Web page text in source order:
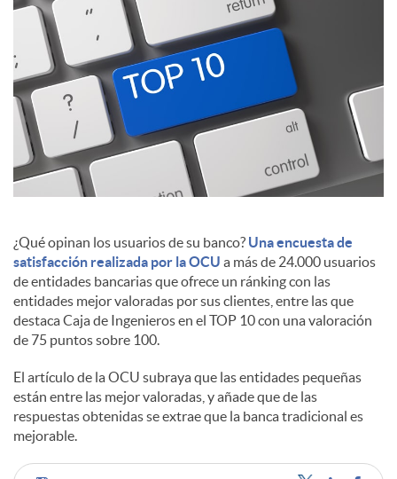
d
e
c
o
n
t
e
¿Qué opinan los usuarios de su banco? Una encuesta de
satisfacción realizada por la OCU a más de 24.000 usuarios
de entidades bancarias que ofrece un ránking con las
entidades mejor valoradas por sus clientes, entre las que
destaca Caja de Ingenieros en el TOP 10 con una valoración
de 75 puntos sobre 100.
El artículo de la OCU subraya que las entidades pequeñas
están entre las mejor valoradas, y añade que de las
respuestas obtenidas se extrae que la banca tradicional es
mejorable.